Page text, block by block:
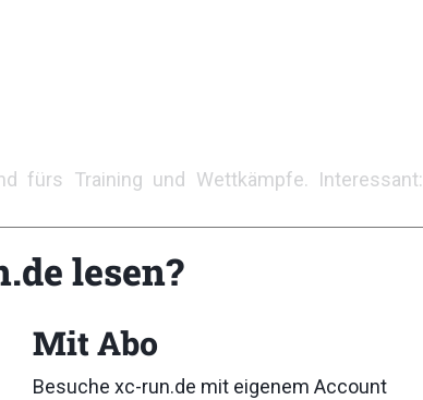
fürs Training und Wettkämpfe. Interessant:
lesen?
Mit Abo
Besuche xc-run.de mit eigenem Account